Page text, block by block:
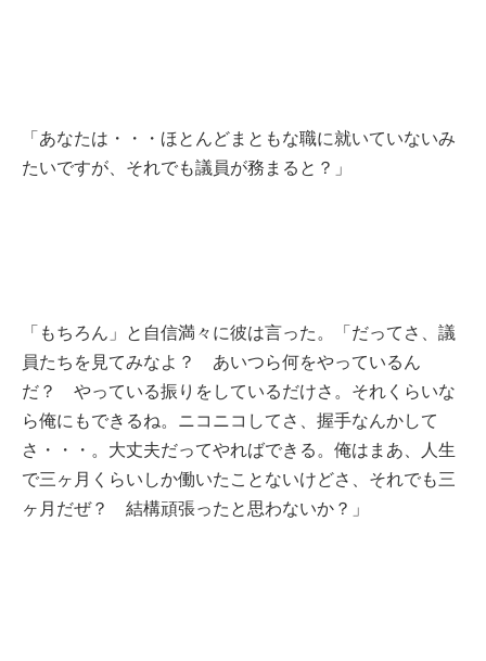
「あなたは・・・ほとんどまともな職に就いていないみ
たいですが、それでも議員が務まると？」
「もちろん」と自信満々に彼は言った。「だってさ、議
員たちを見てみなよ？ あいつら何をやっているん
だ？ やっている振りをしているだけさ。それくらいな
ら俺にもできるね。ニコニコしてさ、握手なんかして
さ・・・。大丈夫だってやればできる。俺はまあ、人生
で三ヶ月くらいしか働いたことないけどさ、それでも三
ヶ月だぜ？ 結構頑張ったと思わないか？」